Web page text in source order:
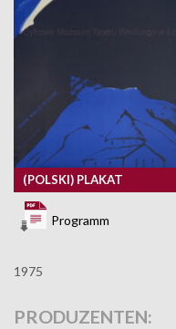
(POLSKI) PLAKAT
Programm
1975
PRODUZENTEN: